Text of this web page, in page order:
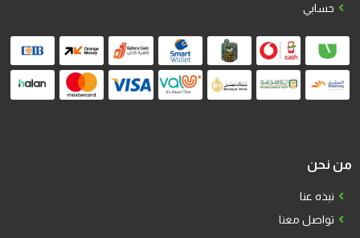
حسابي
من نحن
نبذه عنا
تواصل معنا